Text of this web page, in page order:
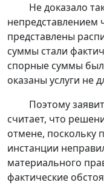
Не доказало
непредставлением
представлены
суммы стали
спорные суммы
оказаны услуги не
Поэтому
считает, что
отмене, поскольку
инстанции
материального
фактические